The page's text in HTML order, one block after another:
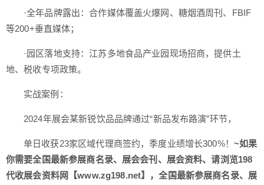
·全年品牌露出：合作媒体覆盖火爆网、糖烟酒周刊、FBIF
等200+垂直媒体；
·园区落地支持：江苏多地食品产业园现场招商，提供土
地、税收专项政策。
实战案例：
2024年展会某新锐饮品品牌通过“新品发布路演”环节，
单日收获23家区域代理商签约，季度业绩增长300%！ ~如果
你需要全国最新参展商名录、展会会刊、展会资料、请浏览198
代收展会资料网【www.zg198.net】，全国最新参展商名录、展